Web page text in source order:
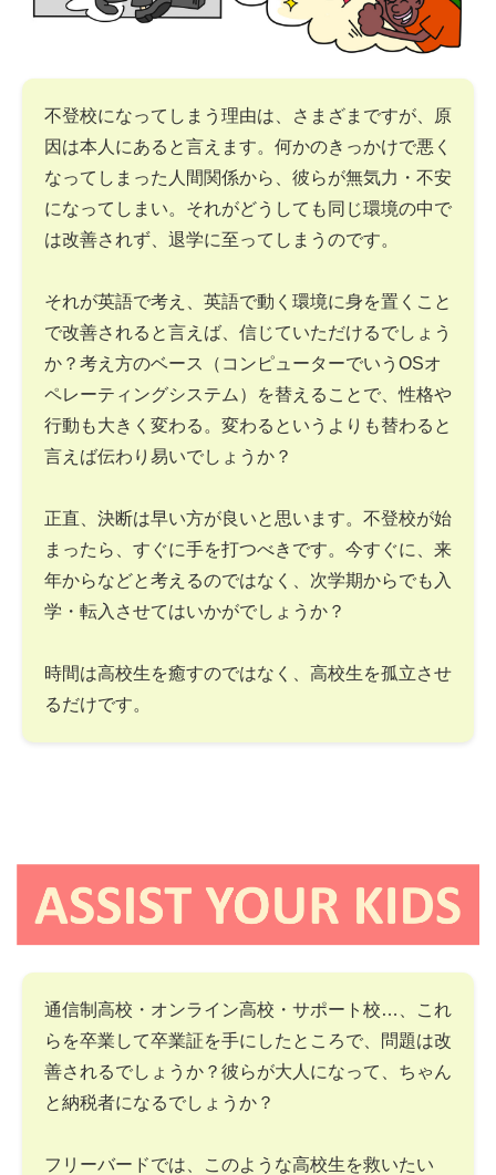
不登校になってしまう理由は、さまざまですが、原
因は本人にあると言えます。何かのきっかけで悪く
なってしまった人間関係から、彼らが無気力・不安
になってしまい。それがどうしても同じ環境の中で
は改善されず、退学に至ってしまうのです。
それが英語で考え、英語で動く環境に身を置くこと
で改善されると言えば、信じていただけるでしょう
か？考え方のベース（コンピューターでいうOSオ
ペレーティングシステム）を替えることで、性格や
行動も大きく変わる。変わるというよりも替わると
言えば伝わり易いでしょうか？
正直、決断は早い方が良いと思います。不登校が始
まったら、すぐに手を打つべきです。今すぐに、来
年からなどと考えるのではなく、次学期からでも入
学・転入させてはいかがでしょうか？
時間は高校生を癒すのではなく、高校生を孤立させ
るだけです。
通信制高校・オンライン高校・サポート校…、これ
らを卒業して卒業証を手にしたところで、問題は改
善されるでしょうか？彼らが大人になって、ちゃん
と納税者になるでしょうか？
フリーバードでは、このような高校生を救いたい